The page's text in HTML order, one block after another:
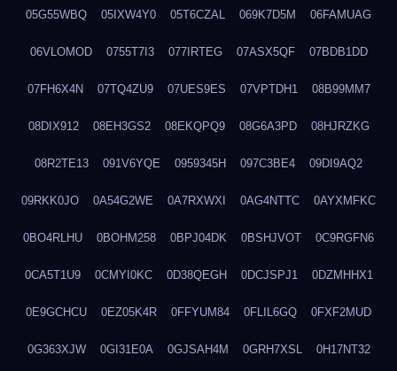
05G55WBQ 05IXW4Y0 05T6CZAL 069K7D5M 06FAMUAG
06VLOMOD 0755T7I3 077IRTEG 07ASX5QF 07BDB1DD
07FH6X4N 07TQ4ZU9 07UES9ES 07VPTDH1 08B99MM7
08DIX912 08EH3GS2 08EKQPQ9 08G6A3PD 08HJRZKG
08R2TE13 091V6YQE 0959345H 097C3BE4 09DI9AQ2
09RKK0JO 0A54G2WE 0A7RXWXI 0AG4NTTC 0AYXMFKC
0BO4RLHU 0BOHM258 0BPJ04DK 0BSHJVOT 0C9RGFN6
0CA5T1U9 0CMYI0KC 0D38QEGH 0DCJSPJ1 0DZMHHX1
0E9GCHCU 0EZ05K4R 0FFYUM84 0FLIL6GQ 0FXF2MUD
0G363XJW 0GI31E0A 0GJSAH4M 0GRH7XSL 0H17NT32